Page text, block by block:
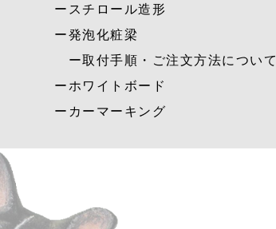
ースチロール造形
ー発泡化粧梁
ー取付手順・ご注文方法について
ーホワイトボード
ーカーマーキング